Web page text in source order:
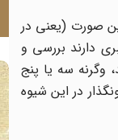
صورت (یعنی در
دارند بررسی و
وگرنه سه یا پنج
در این شیوه